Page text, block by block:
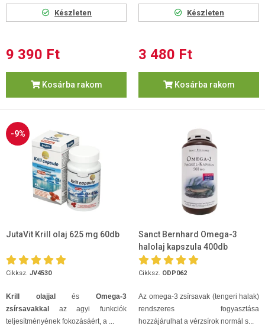
Készleten
9 390 Ft
Kosárba rakom
Készleten
3 480 Ft
Kosárba rakom
-9%
JutaVit Krill olaj 625 mg 60db
Cikksz. JV4530
Krill olajjal és Omega-3
zsírsavakkal
az agyi funkciók
teljesítményének fokozásáért, a ...
Sanct Bernhard Omega-3
halolaj kapszula 400db
Cikksz. ODP062
Az omega-3 zsírsavak (tengeri halak)
rendszeres fogyasztása
hozzájárulhat a vérzsírok normál s...